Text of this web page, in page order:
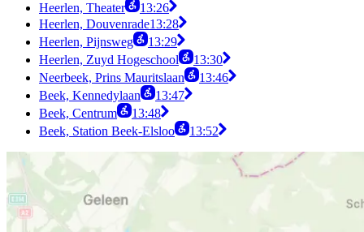
Heerlen, Theater
13:26
Heerlen, Douvenrade13:28
Heerlen, Pijnsweg
13:29
Heerlen, Zuyd Hogeschool
13:30
Neerbeek, Prins Mauritslaan
13:46
Beek, Kennedylaan
13:47
Beek, Centrum
13:48
Beek, Station Beek-Elsloo
13:52